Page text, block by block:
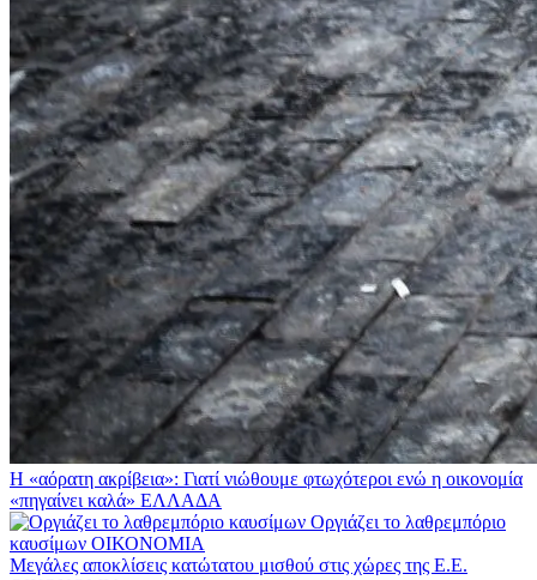
Η «αόρατη ακρίβεια»: Γιατί νιώθουμε φτωχότεροι ενώ η οικονομία
«πηγαίνει καλά» ΕΛΛΑΔΑ
Οργιάζει το λαθρεμπόριο
καυσίμων ΟΙΚΟΝΟΜΙΑ
Μεγάλες αποκλίσεις κατώτατου μισθού στις χώρες της Ε.Ε.